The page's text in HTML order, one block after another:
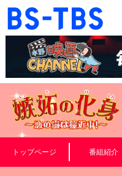
BS-TBS
BS-TBS
ドラマ
紀行
教養
音楽
アニメ
トップページ 番組紹介